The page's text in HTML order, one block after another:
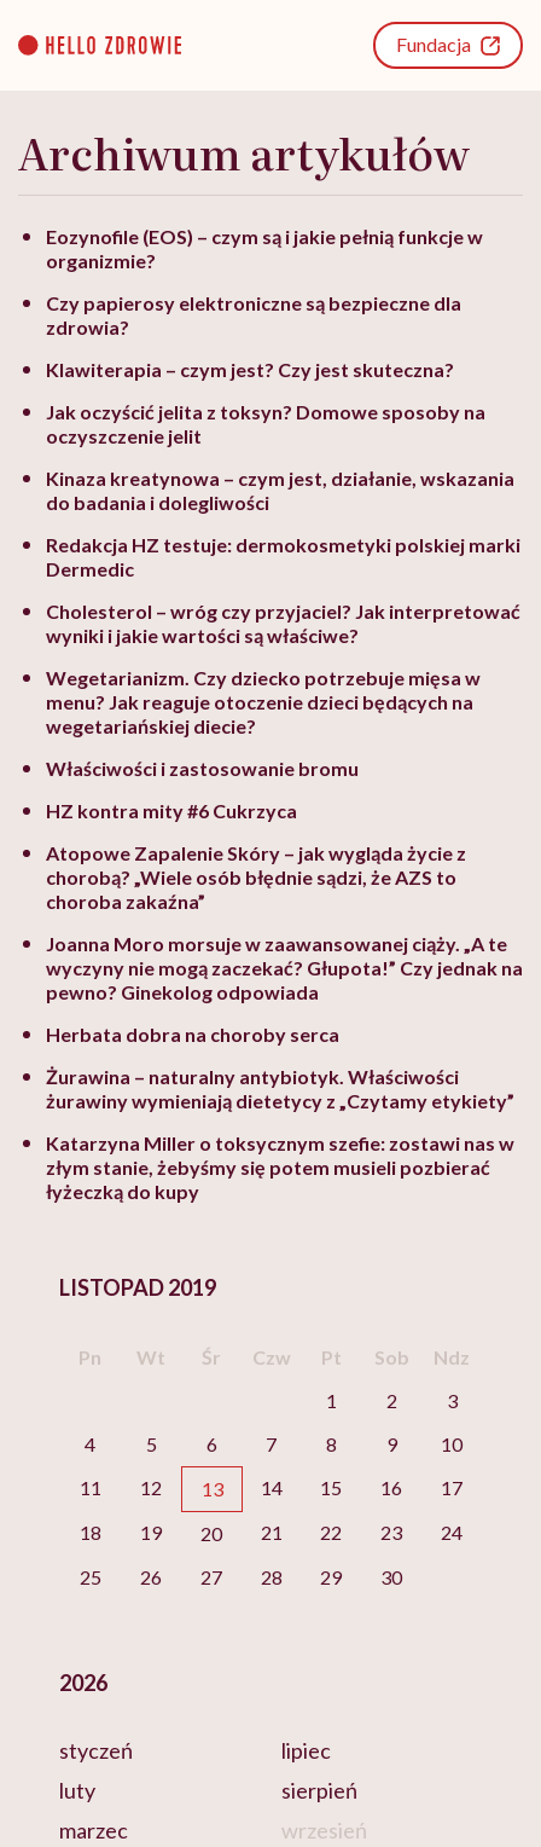
content
Fundacja
Archiwum artykułów
Eozynofile (EOS) – czym są i jakie pełnią funkcje w
organizmie?
Czy papierosy elektroniczne są bezpieczne dla
zdrowia?
Klawiterapia – czym jest? Czy jest skuteczna?
Jak oczyścić jelita z toksyn? Domowe sposoby na
oczyszczenie jelit
Kinaza kreatynowa – czym jest, działanie, wskazania
do badania i dolegliwości
Redakcja HZ testuje: dermokosmetyki polskiej marki
Dermedic
Cholesterol – wróg czy przyjaciel? Jak interpretować
wyniki i jakie wartości są właściwe?
Wegetarianizm. Czy dziecko potrzebuje mięsa w
menu? Jak reaguje otoczenie dzieci będących na
wegetariańskiej diecie?
Właściwości i zastosowanie bromu
HZ kontra mity #6 Cukrzyca
Atopowe Zapalenie Skóry – jak wygląda życie z
chorobą? „Wiele osób błędnie sądzi, że AZS to
choroba zakaźna”
Joanna Moro morsuje w zaawansowanej ciąży. „A te
wyczyny nie mogą zaczekać? Głupota!” Czy jednak na
pewno? Ginekolog odpowiada
Herbata dobra na choroby serca
Żurawina – naturalny antybiotyk. Właściwości
żurawiny wymieniają dietetycy z „Czytamy etykiety”
Katarzyna Miller o toksycznym szefie: zostawi nas w
złym stanie, żebyśmy się potem musieli pozbierać
łyżeczką do kupy
LISTOPAD 2019
Pn Wt Śr Czw Pt Sob
Ndz
1
2
3
4
5 6 7 8 9
10
11
12 13 14 15 16
17
18
19 20 21 22 23
24
25
26 27 28 29 30
2026
styczeń
luty
marzec
lipiec
sierpień
wrzesień